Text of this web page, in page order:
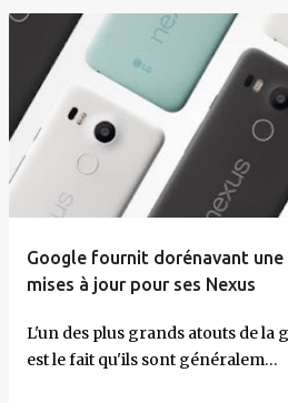
Google fournit dorénavant
mises à jour pour ses Nexus
L'un des plus grands atouts de la
est le fait qu'ils sont généralem…